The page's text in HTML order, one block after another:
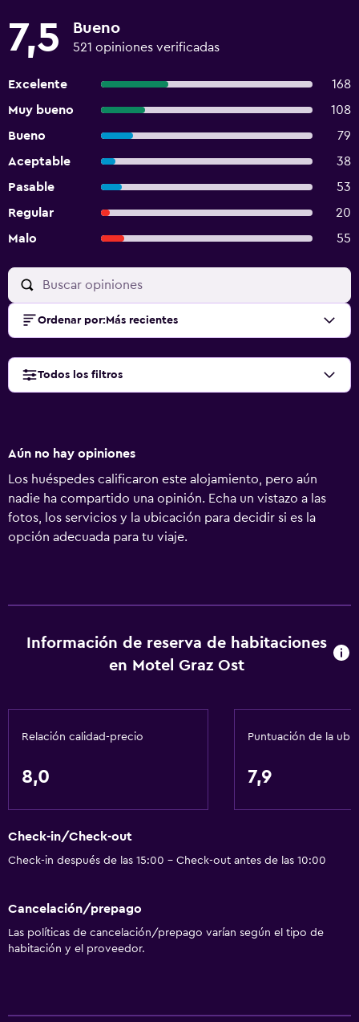
7,5 Bueno
521 opiniones verificadas
Excelente
168
Muy bueno
108
Bueno
79
Aceptable
38
Pasable
53
Regular
20
Malo
55
Ordenar por: Más recientes
Todos los filtros
Aún no hay opiniones
Los huéspedes calificaron este alojamiento, pero aún
nadie ha compartido una opinión. Echa un vistazo a las
fotos, los servicios y la ubicación para decidir si es la
opción adecuada para tu viaje.
Información de reserva de habitaciones
en Motel Graz Ost
Relación calidad-precio
8,0
Puntuación de la
7,9
Check-in/Check-out
Check-in después de las 15:00 - Check-out antes de las 10:00
Cancelación/prepago
Las políticas de cancelación/prepago varían según el tipo de
habitación y el proveedor.